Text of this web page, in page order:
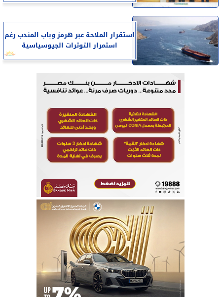
استقرار الملاحة عبر هرمز وباب المندب رغم
استمرار التوترات الجيوسياسية